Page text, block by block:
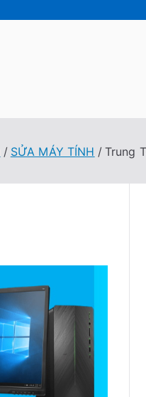
SỬA MÁY TÍNH Trung